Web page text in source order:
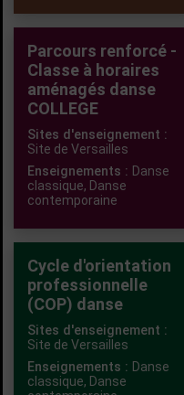
Parcours renforcé -
Classe à horaires
aménagés danse
COLLEGE
Sites d'enseignement :
Site de Versailles
Enseignements : Danse
classique, Danse
contemporaine
Cycle d'orientation
professionnelle
(COP) danse
Sites d'enseignement :
Site de Versailles
Enseignements : Danse
classique, Danse